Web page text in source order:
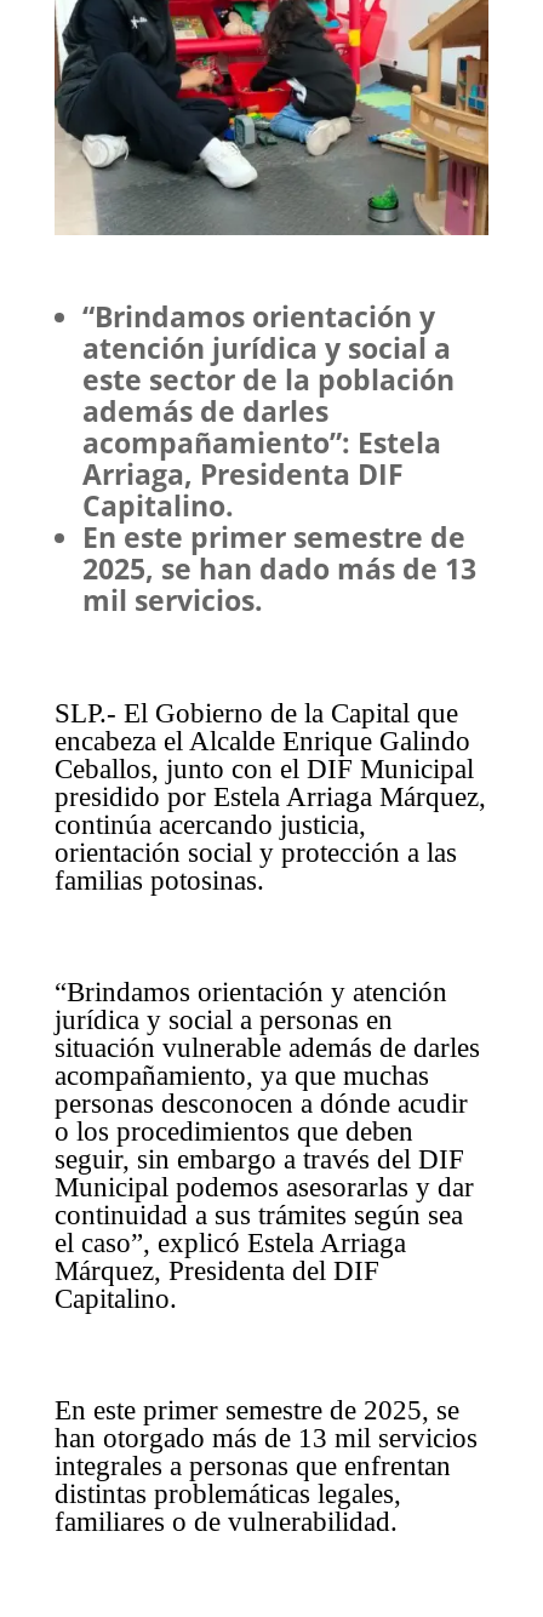
“Brindamos orientación y
atención jurídica y social a
este sector de la población
además de darles
acompañamiento”: Estela
Arriaga, Presidenta DIF
Capitalino.
En este primer semestre de
2025, se han dado más de 13
mil servicios.
SLP.- El Gobierno de la Capital que
encabeza el Alcalde Enrique Galindo
Ceballos, junto con el DIF Municipal
presidido por Estela Arriaga Márquez,
continúa acercando justicia,
orientación social y protección a las
familias potosinas.
“Brindamos orientación y atención
jurídica y social a personas en
situación vulnerable además de darles
acompañamiento, ya que muchas
personas desconocen a dónde acudir
o los procedimientos que deben
seguir, sin embargo a través del DIF
Municipal podemos asesorarlas y dar
continuidad a sus trámites según sea
el caso”, explicó Estela Arriaga
Márquez, Presidenta del DIF
Capitalino.
En este primer semestre de 2025, se
han otorgado más de 13 mil servicios
integrales a personas que enfrentan
distintas problemáticas legales,
familiares o de vulnerabilidad.